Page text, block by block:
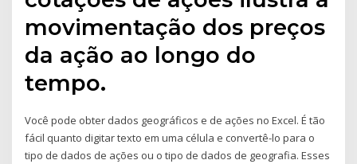
movimentação dos preços
da ação ao longo do
tempo.
Você pode obter dados geográficos e de ações no Excel. É tão
fácil quanto digitar texto em uma célula e convertê-lo para o
tipo de dados de ações ou o tipo de dados de geografia. Esses